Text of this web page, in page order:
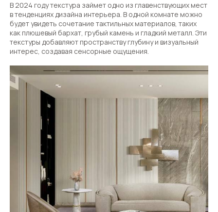
В 2024 году текстура займет одно из главенствующих мест
в тенденциях дизайна интерьера. В одной комнате можно
будет увидеть сочетание тактильных материалов, таких
как плюшевый бархат, грубый камень и гладкий металл. Эти
текстуры добавляют пространству глубину и визуальный
интерес, создавая сенсорные ощущения.